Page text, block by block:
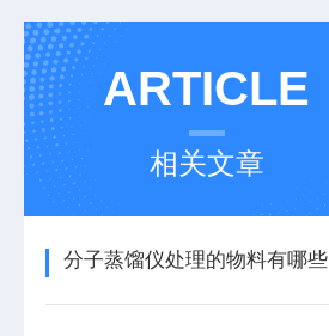
ARTICLE
相关文章
分子蒸馏仪处理的物料有哪些